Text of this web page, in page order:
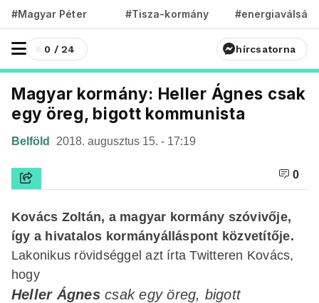
#Magyar Péter #Tisza-kormány #energiaválság
0 / 24 hírcsatorna
Magyar kormány: Heller Ágnes csak
egy öreg, bigott kommunista
Belföld 2018. augusztus 15. - 17:19
0
Kovács Zoltán, a magyar kormány szóvivője,
így a hivatalos kormányálláspont közvetítője.
Lakonikus rövidséggel azt írta Twitteren Kovács,
hogy
Heller Ágnescsak egy öreg, bigott